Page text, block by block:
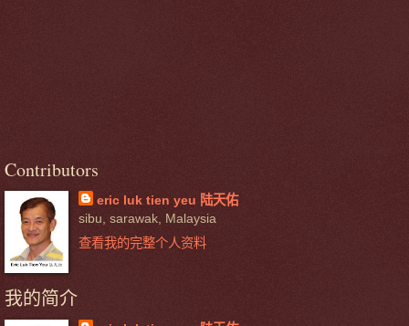
Contributors
eric luk tien yeu 陆天佑
sibu, sarawak, Malaysia
查看我的完整个人资料
我的简介